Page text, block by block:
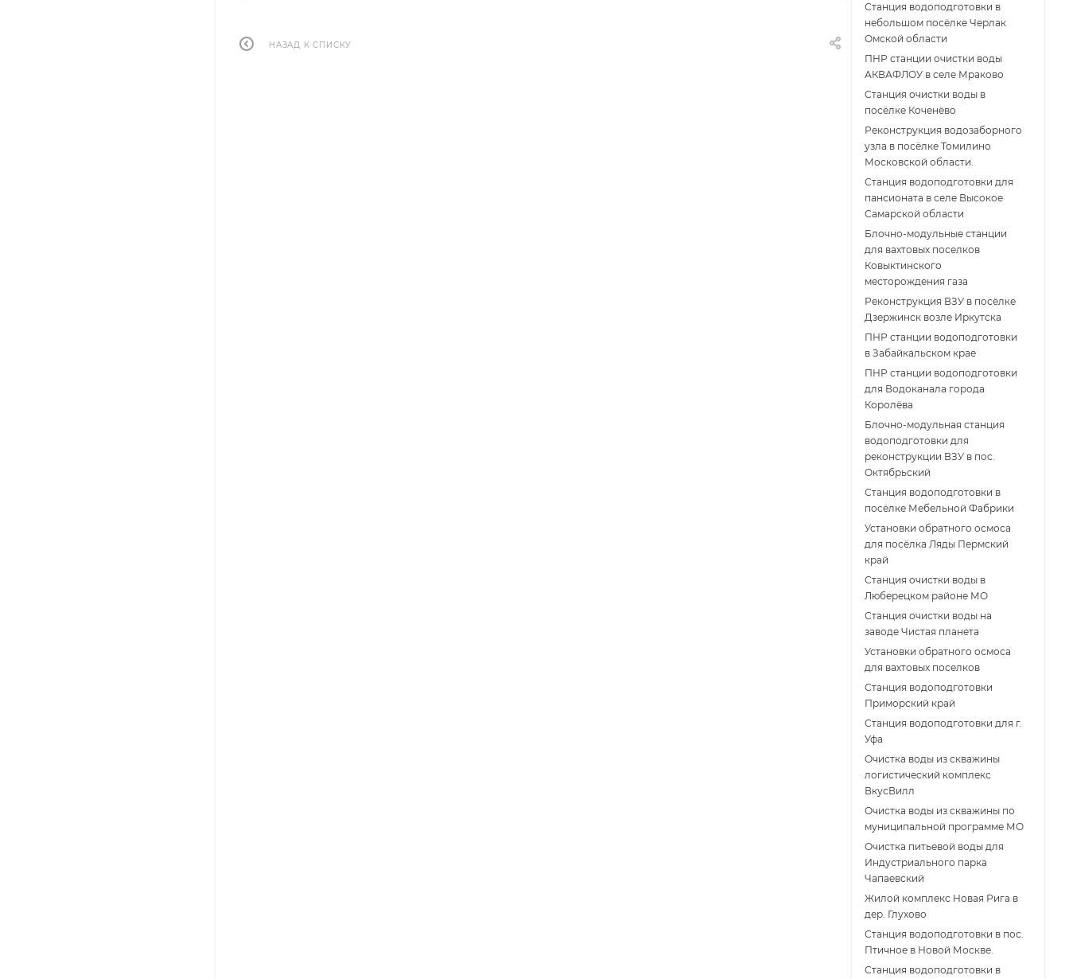
НАЗАД К СПИСКУ
Станция водоподготовки в
небольшом посёлке Черлак
Омской области
ПНР станции очистки воды
АКВАФЛОУ в селе Мраково
Станция очистки воды в
посёлке Коченёво
Реконструкция водозаборного
узла в посёлке Томилино
Московской области.
Станция водоподготовки для
пансионата в селе Высокое
Самарской области
Блочно-модульные станции
для вахтовых поселков
Ковыктинского
месторождения газа
Реконструкция ВЗУ в посёлке
Дзержинск возле Иркутска
ПНР станции водоподготовки
в Забайкальском крае
ПНР станции водоподготовки
для Водоканала города
Королёва
Блочно-модульная станция
водоподготовки для
реконструкции ВЗУ в пос.
Октябрьский
Станция водоподготовки в
посёлке Мебельной Фабрики
Установки обратного осмоса
для посёлка Ляды Пермский
край
Станция очистки воды в
Люберецком районе МО
Станция очистки воды на
заводе Чистая планета
Установки обратного осмоса
для вахтовых поселков
Станция водоподготовки
Приморский край
Станция водоподготовки для г.
Уфа
Очистка воды из скважины
логистический комплекс
ВкусВилл
Очистка воды из скважины по
муниципальной программе МО
Очистка питьевой воды для
Индустриального парка
Чапаевский
Жилой комплекс Новая Рига в
дер. Глухово
Станция водоподготовки в пос.
Птичное в Новой Москве.
Станция водоподготовки в